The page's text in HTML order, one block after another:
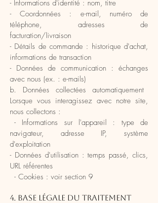
- Informations d'identité : nom, titre
- Coordonnées : e-mail, numéro de
téléphone, adresses de
facturation/livraison
- Détails de commande : historique d'achat,
informations de transaction
- Données de communication : échanges
avec nous (ex. : e-mails)
b. Données collectées automatiquement
Lorsque vous interagissez avec notre site,
nous collectons :
- Informations sur l'appareil : type de
navigateur, adresse IP, système
d'exploitation
- Données d'utilisation : temps passé, clics,
URL référentes
- Cookies : voir section 9
4. Base légale du traitement